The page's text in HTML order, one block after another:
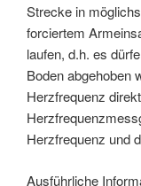
Strecke in
forciertem
laufen, d.h. es
Boden abgehoben
Herzfrequenz
Herzfrequenz und
Ausführliche